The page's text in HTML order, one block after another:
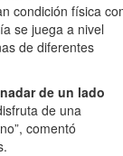
condición física
se juega a nivel
de diferentes
de un lado
de una
comentó